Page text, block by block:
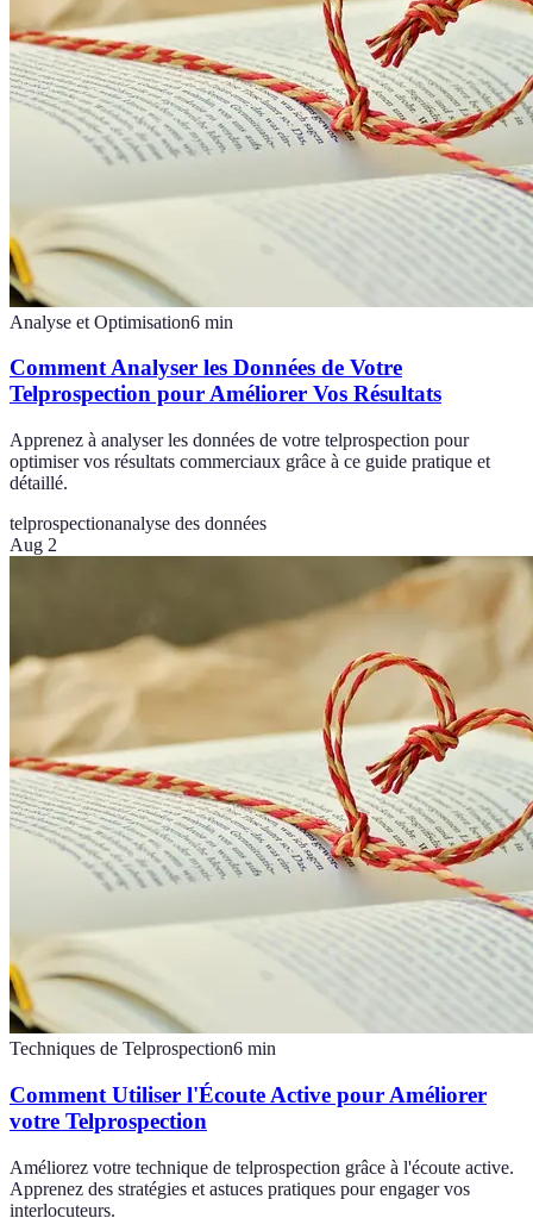
Analyse et Optimisation6 min
Comment Analyser les Données de Votre
Telprospection pour Améliorer Vos Résultats
Apprenez à analyser les données de votre telprospection pour
optimiser vos résultats commerciaux grâce à ce guide pratique et
détaillé.
telprospectionanalyse des données
Aug 2
Techniques de Telprospection6 min
Comment Utiliser l'Écoute Active pour Améliorer
votre Telprospection
Améliorez votre technique de telprospection grâce à l'écoute active.
Apprenez des stratégies et astuces pratiques pour engager vos
interlocuteurs.